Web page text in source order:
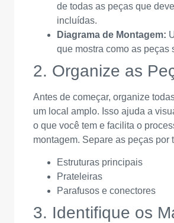
de todas as peças que
incluídas.
Diagrama de Montagem:
que mostra como as peças
2. Organize as
Antes de começar, organize
um local amplo. Isso ajuda a
o que você tem e facilita o
montagem. Separe as peças por
Estruturas principais
Prateleiras
Parafusos e conectores
3. Identifique os